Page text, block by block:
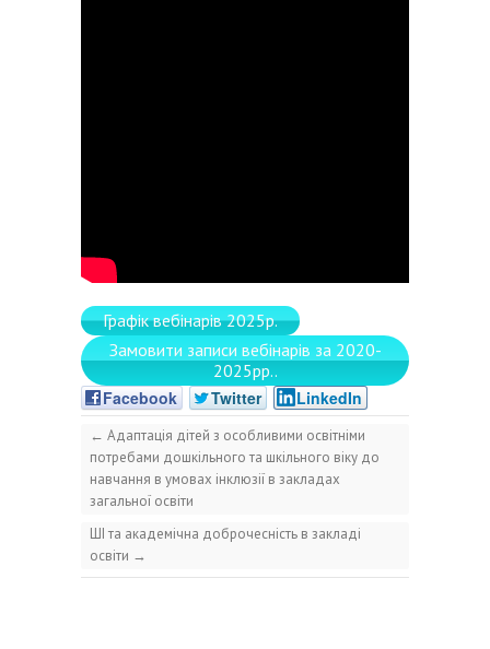
Графік вебінарів 2025р.
Замовити записи вебінарів за 2020-
2025рр..
Facebook
Twitter LinkedIn
← Адаптація дітей з особливими освітніми
потребами дошкільного та шкільного віку до
навчання в умовах інклюзії в закладах
загальної освіти
ШІ та академічна доброчесність в закладі
освіти →